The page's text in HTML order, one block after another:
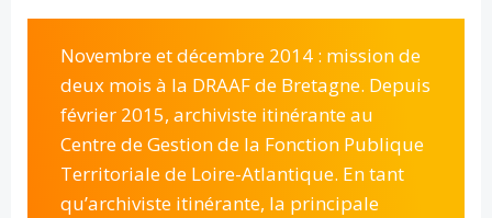
Novembre et décembre 2014 : mission de
deux mois à la DRAAF de Bretagne. Depuis
février 2015, archiviste itinérante au
Centre de Gestion de la Fonction Publique
Territoriale de Loire-Atlantique. En tant
qu’archiviste itinérante, la principale